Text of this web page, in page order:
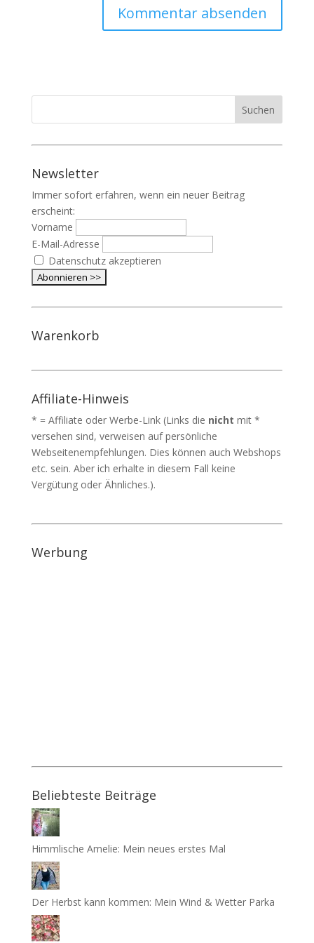
Newsletter
Immer sofort erfahren, wenn ein neuer Beitrag
erscheint:
Vorname
E-Mail-Adresse
Datenschutz akzeptieren
Warenkorb
Affiliate-Hinweis
* = Affiliate oder Werbe-Link (Links die nicht mit *
versehen sind, verweisen auf persönliche
Webseitenempfehlungen. Dies können auch Webshops
etc. sein. Aber ich erhalte in diesem Fall keine
Vergütung oder Ähnliches.).
Werbung
Beliebteste Beiträge
Himmlische Amelie: Mein neues erstes Mal
Der Herbst kann kommen: Mein Wind & Wetter Parka